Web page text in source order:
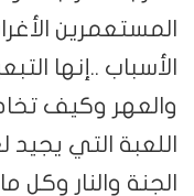
المستعمرين
الأسباب ..إنها
والعهر وكيف تخاط
اللعبة التي
الجنة والنار